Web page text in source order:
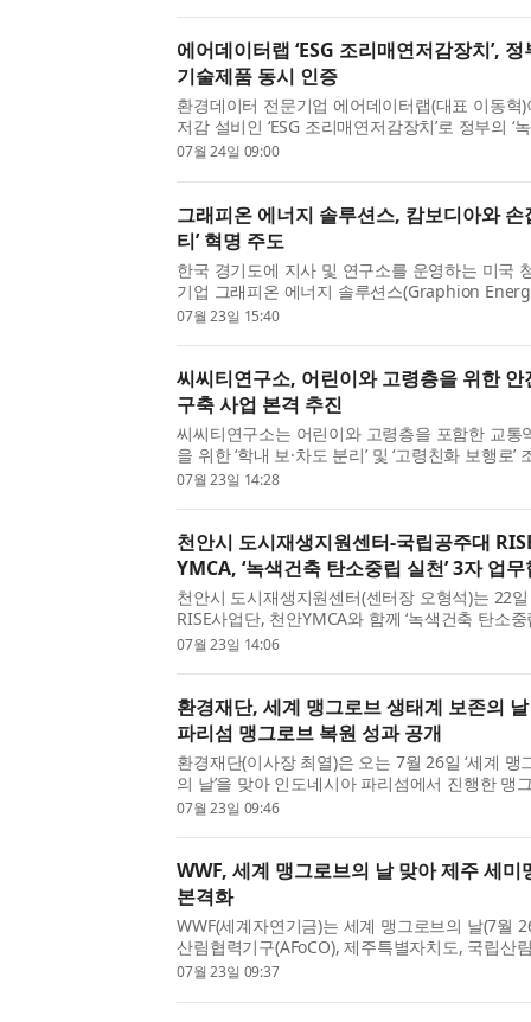
에어데이터랩 ‘ESG 조리매연저감장치’,
기술제품 동시 인증
환경데이터 전문기업 에어데이터랩(대표 이동혁
저감 설비인 ‘ESG 조리매연저감장치’로 정부의 ‘
기술제품 확인’을 동시에 획득했다고 24일 밝혔
07월 24일 09:00
그래피온 에너지 솔루션스, 캄보디아와 손
티’ 혁명 주도
한국 경기도에 지사 및 연구소를 운영하는 미국
기업 그래피온 에너지 솔루션스(Graphion
디아의 전기 2륜차 생태계 조성과 지속 가능한
07월 23일 15:40
씨씨티연구소, 어린이와 고령층을 위한
구축 사업 본격 추진
씨씨티연구소는 어린이와 고령층을 포함한 교통
을 위한 ‘학내 보·차도 분리’ 및 ‘고령친화 보행로
진한다고 밝혔다. 이번 사업은 어린이와 고령층
07월 23일 14:28
천안시 도시재생지원센터-국립공주대
YMCA, ‘녹색건축 탄소중립 실천’ 3자 업
천안시 도시재생지원센터(센터장 오형석)는 22
RISE사업단, 천안YMCA와 함께 ‘녹색건축 탄소
성 및 정책 활성화’를 위한 3자 업무협약(MOU)
07월 23일 14:06
환경재단, 세계 맹그로브 생태계 보존의
파리섬 맹그로브 복원 성과 공개
환경재단(이사장 최열)은 오는 7월 26일 ‘세계 맹
의 날’을 맞아 인도네시아 파리섬에서 진행한 맹
의 성과를 공개했다. ‘세계 맹그로브 생태계 보존
07월 23일 09:46
WWF, 세계 맹그로브의 날 맞아 제주 세미
본격화
WWF(세계자연기금)는 세계 맹그로브의 날(7월
산림협력기구(AFoCO), 제주특별자치도, 국립산
산림연구소와 함께 제주 세미맹그로브숲 보전을
07월 23일 09:37